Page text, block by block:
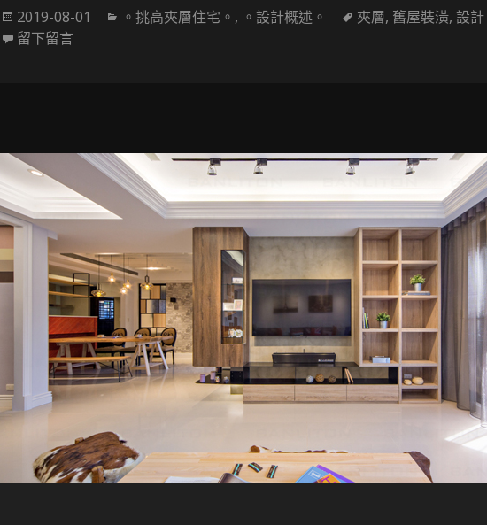
發
佈
2019-08-01
分
。挑高夾層住宅。 , 。設計概述。
標
夾層, 舊屋裝潢,設計
留下留言在 〔低預算挑高夾層設計〕我是單層屋！快看4坪小套房夾出新格局